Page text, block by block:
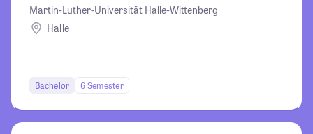
Martin-Luther-Universität Halle-Wittenberg
Halle
Bachelor 6 Semester